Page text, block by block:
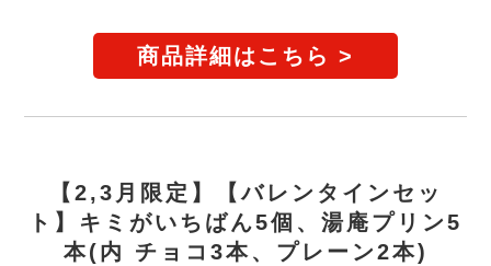
商品詳細はこちら >
【2,3月限定】【バレンタインセッ
ト】キミがいちばん5個、湯庵プリン5
本(内 チョコ3本、プレーン2本)